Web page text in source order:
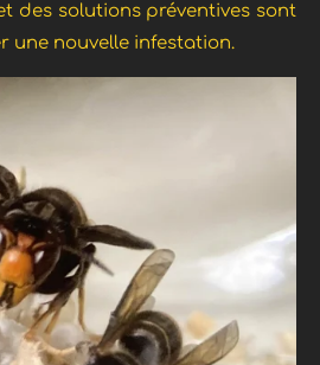
des solutions préventives sont
une nouvelle infestation.